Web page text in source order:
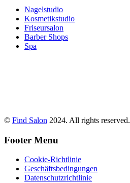
Nagelstudio
Kosmetikstudio
Friseursalon
Barber Shops
Spa
© Find Salon 2024. All rights reserved.
Footer Menu
Cookie-Richtlinie
Geschäftsbedingungen
Datenschutzrichtlinie